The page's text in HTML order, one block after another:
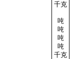
千克
吨
吨
吨
吨
千克